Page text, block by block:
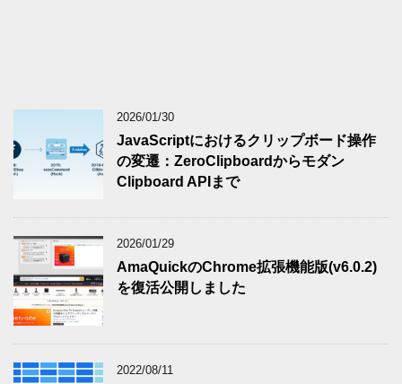
2026/01/30
JavaScriptにおけるクリップボード操作
の変遷：ZeroClipboardからモダン
Clipboard APIまで
2026/01/29
AmaQuickのChrome拡張機能版(v6.0.2)
を復活公開しました
2022/08/11